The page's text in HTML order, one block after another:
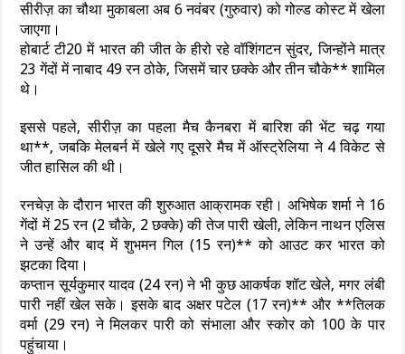
सीरीज़ का चौथा मुकाबला अब 6 नवंबर (गुरुवार) को गोल्ड कोस्ट में खेला
जाएगा।
होबार्ट टी20 में भारत की जीत के हीरो रहे वॉशिंगटन सुंदर, जिन्होंने मात्र
23 गेंदों में नाबाद 49 रन ठोके, जिसमें चार छक्के और तीन चौके** शामिल
थे।
इससे पहले, सीरीज़ का पहला मैच कैनबरा में बारिश की भेंट चढ़ गया
था**, जबकि मेलबर्न में खेले गए दूसरे मैच में ऑस्ट्रेलिया ने 4 विकेट से
जीत हासिल की थी।
रनचेज़ के दौरान भारत की शुरुआत आक्रामक रही। अभिषेक शर्मा ने 16
गेंदों में 25 रन (2 चौके, 2 छक्के) की तेज पारी खेली, लेकिन नाथन एलिस
ने उन्हें और बाद में शुभमन गिल (15 रन)** को आउट कर भारत को
झटका दिया।
कप्तान सूर्यकुमार यादव (24 रन) ने भी कुछ आकर्षक शॉट खेले, मगर लंबी
पारी नहीं खेल सके। इसके बाद अक्षर पटेल (17 रन)** और **तिलक
वर्मा (29 रन) ने मिलकर पारी को संभाला और स्कोर को 100 के पार
पहुंचाया।